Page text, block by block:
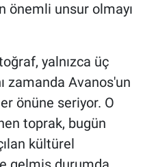
önemli unsur olmayı
yalnızca üç
zamanda Avanos'un
önüne seriyor. O
toprak, bugün
kültürel